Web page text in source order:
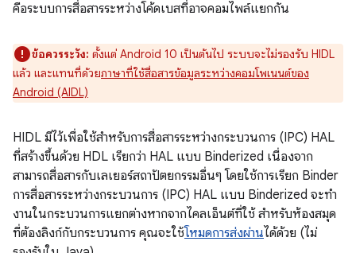
คือระบบการสื่อสารระหว่างโค้ดเบสที่อาจคอมไพล์แยกกัน
ข้อควรระวัง: ตั้งแต่ Android 10 เป็นต้นไป ระบบจะไม่รองรับ HIDL
แล้ว และแทนที่ด้วยภาษาที่ใช้สื่อสารข้อมูลระหว่างคอมโพเนนต์ของ
Android (AIDL)
HIDL มีไว้เพื่อใช้สำหรับการสื่อสารระหว่างกระบวนการ (IPC) HAL
ที่สร้างขึ้นด้วย HDL เรียกว่า HAL แบบ Binderized เนื่องจาก
สามารถสื่อสารกับเลเยอร์สถาปัตยกรรมอื่นๆ โดยใช้การเรียก Binder
การสื่อสารระหว่างกระบวนการ (IPC) HAL แบบ Binderized จะทํา
งานในกระบวนการแยกต่างหากจากไคลเอ็นต์ที่ใช้ สำหรับห้องสมุด
ที่ต้องลิงก์กับกระบวนการ คุณจะใช้โหมดการส่งผ่านได้ด้วย (ไม่